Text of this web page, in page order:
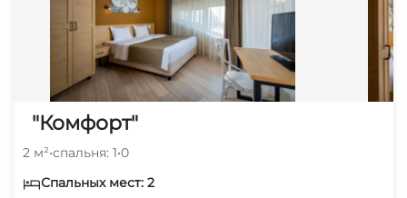
"Комфорт"
2 м²•спальня: 1•0
Спальных мест: 2